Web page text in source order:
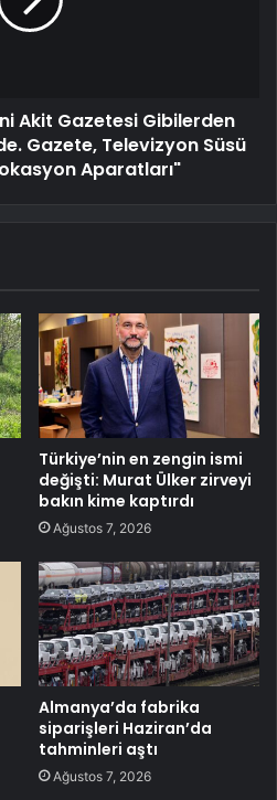
Akit Gazetesi Gibilerden
Gazete, Televizyon Süsü
Aparatları"
Türkiye’nin en zengin ismi
değişti: Murat Ülker zirveyi
bakın kime kaptırdı
Ağustos 7, 2026
Almanya’da fabrika
siparişleri Haziran’da
tahminleri aştı
Ağustos 7, 2026